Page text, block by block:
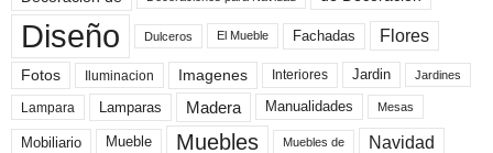
Diseño Dulceros El Mueble Fachadas Flores
Fotos Iluminacion Imagenes Interiores Jardin Jardines
Lampara Lamparas Madera Manualidades Mesas
Mobiliario Mueble Muebles Muebles de Navidad